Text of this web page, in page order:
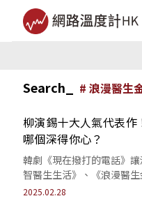
Search_ # 浪漫醫生
柳演錫十大人氣代表
哪個深得你心？
韓劇《現在撥打的電話》
智醫生生活》、《浪漫醫
一票鐵粉。
2025.02.28